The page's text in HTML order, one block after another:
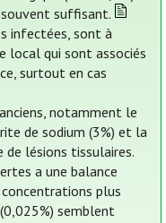
suffisant.
infectées, sont à
local qui sont associés
surtout en cas
notamment le
de sodium (3%) et la
de lésions tissulaires.
a une balance
plus
semblent